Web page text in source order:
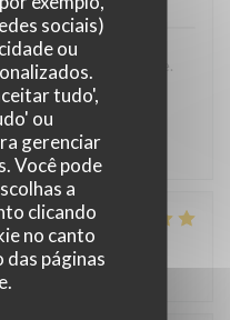
sociais)
ou
tudo',
ou
gerenciar
Você pode
a
clicando
no canto
páginas
authentique.
(moule, carbonade,
Pourquoi pas y
à Lilles.
5/5 quality_price